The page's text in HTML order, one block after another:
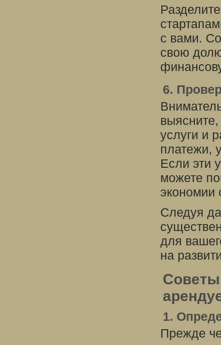
с вами.
свою
6.
услуги и
платежи,
Если эти
можете
экономии
Следуя
для
на
1.
Прежде